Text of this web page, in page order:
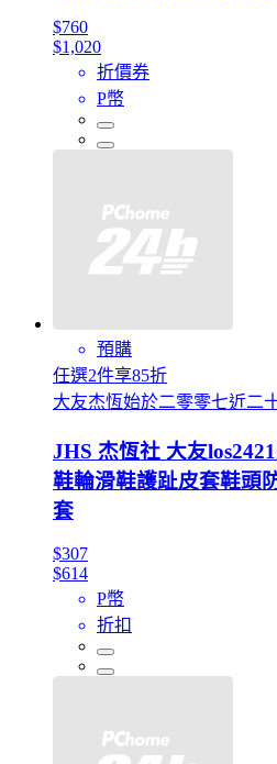
$760
$1,020
折價券
P幣
預購
任選2件享85折
大友杰恆始於二零零七近二
JHS 杰恆社 大友
鞋輪滑鞋護趾皮套鞋頭
套
$307
$614
P幣
折扣